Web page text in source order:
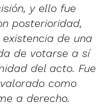
y ello fue
posterioridad,
de una
de votarse a sí
del acto. Fue
como
a derecho.